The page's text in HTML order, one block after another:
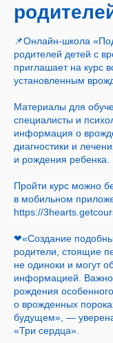
📌Онлайн-школа
родителей детей с
приглашает на курс
установленным
Материалы для
специалисты и
информация о
диагностики и
и рождения ребенка.
Пройти курс можно
в мобильном
https://
❤«Создание
родители, стоящие
не одиноки и могут
информацией.
рождения
о врожденных
будущем», —
«Три сердца».